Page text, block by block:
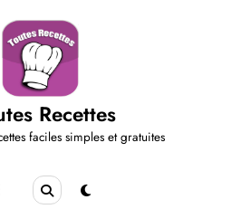
Recettes
faciles simples et gratuites